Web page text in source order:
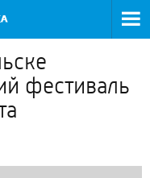
фестиваль